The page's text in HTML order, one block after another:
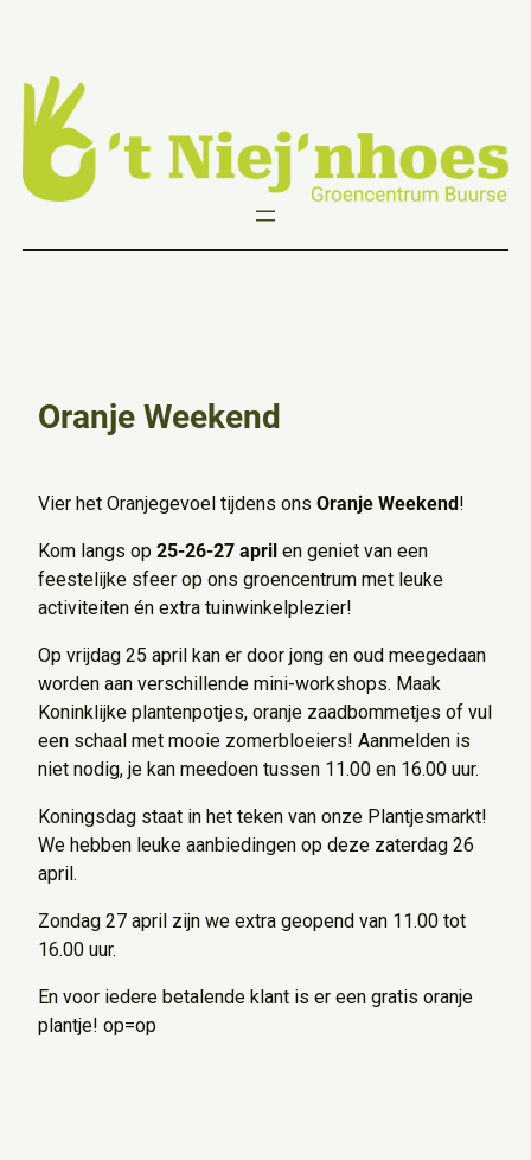
naar
de
inhoud
Oranje Weekend
Vier het Oranjegevoel tijdens ons Oranje Weekend!
Kom langs op 25-26-27 april en geniet van een
feestelijke sfeer op ons groencentrum met leuke
activiteiten én extra tuinwinkelplezier!
Op vrijdag 25 april kan er door jong en oud meegedaan
worden aan verschillende mini-workshops. Maak
Koninklijke plantenpotjes, oranje zaadbommetjes of vul
een schaal met mooie zomerbloeiers! Aanmelden is
niet nodig, je kan meedoen tussen 11.00 en 16.00 uur.
Koningsdag staat in het teken van onze Plantjesmarkt!
We hebben leuke aanbiedingen op deze zaterdag 26
april.
Zondag 27 april zijn we extra geopend van 11.00 tot
16.00 uur.
En voor iedere betalende klant is er een gratis oranje
plantje! op=op